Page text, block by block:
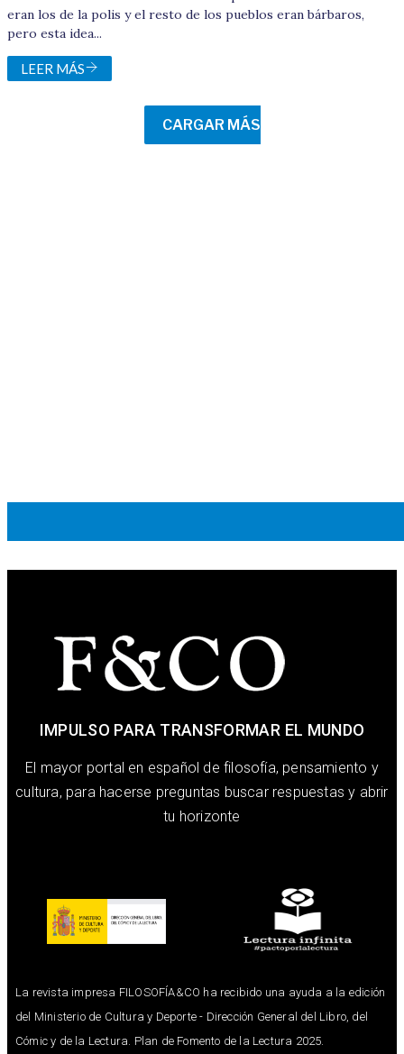
eran los de la polis y el resto de los pueblos eran bárbaros,
pero esta idea...
LEER MÁS
CARGAR MÁS
IMPULSO PARA TRANSFORMAR EL MUNDO
El mayor portal en español de filosofía, pensamiento y
cultura, para hacerse preguntas buscar respuestas y abrir
tu horizonte
La revista impresa FILOSOFÍA&CO ha recibido una ayuda a la edición
del Ministerio de Cultura y Deporte - Dirección General del Libro, del
Cómic y de la Lectura. Plan de Fomento de la Lectura 2025.